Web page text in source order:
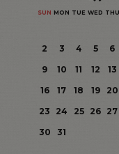
SUN MON TUE WED THU
2
3 4 5 6
9
10 11 12 13
16
17 18 19 20
23
24 25 26 27
30
31